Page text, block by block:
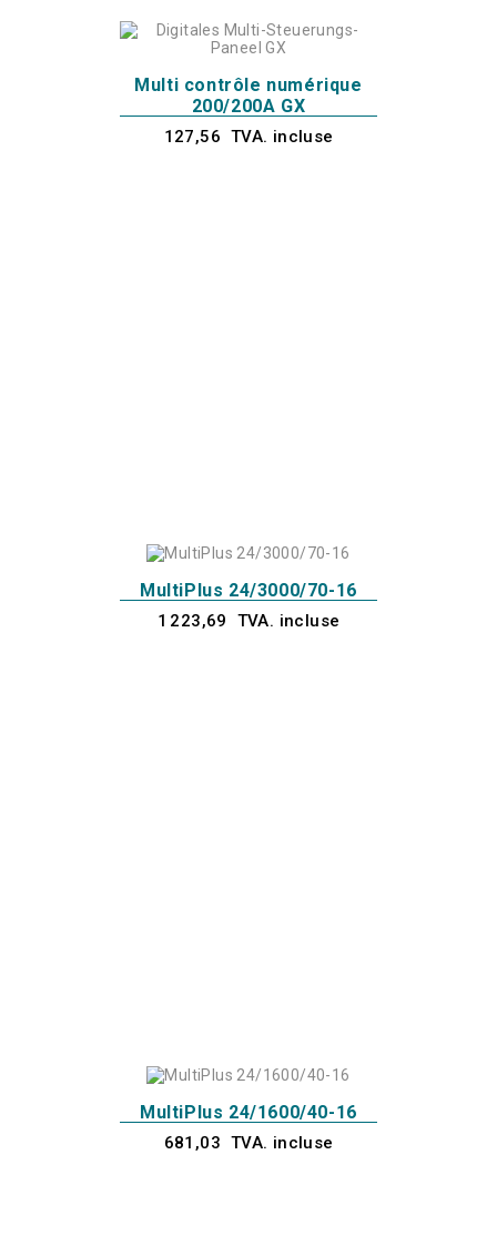
Multi contrôle numérique
200/200A GX
127,56 TVA. incluse
MultiPlus 24/3000/70-16
1 223,69 TVA. incluse
MultiPlus 24/1600/40-16
681,03 TVA. incluse